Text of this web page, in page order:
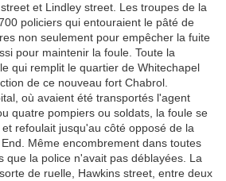
et Lindley street. Les troupes de la
policiers qui entouraient le pâté de
non seulement pour empêcher la fuite
pour maintenir la foule. Toute la
qui remplit le quartier de Whitechapel
de ce nouveau fort Chabrol.
où avaient été transportés l'agent
quatre pompiers ou soldats, la foule se
refoulait jusqu'au côté opposé de la
Même encombrement dans toutes
que la police n'avait pas déblayées. La
de ruelle, Hawkins street, entre deux